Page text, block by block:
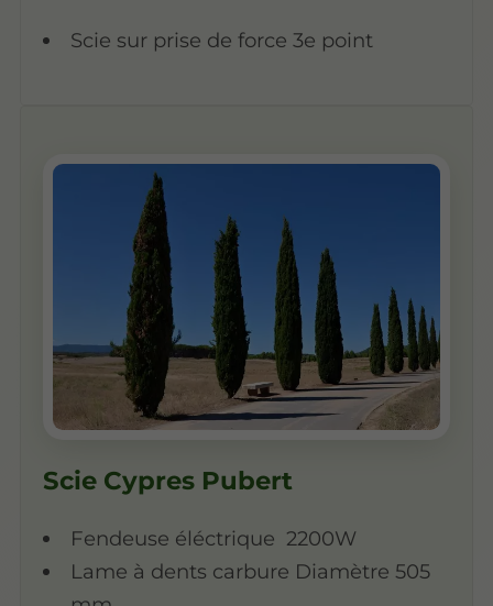
Scie sur prise de force 3e point
Scie Cypres Pubert
Fendeuse éléctrique 2200W
Lame à dents carbure Diamètre 505